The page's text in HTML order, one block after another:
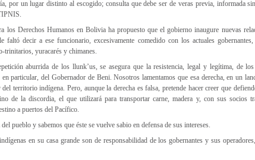
por un lugar distinto al escogido; consulta que debe ser de veras previa, informada
los Derechos Humanos en Bolivia ha propuesto que el gobierno inaugure nuevas
faltó decir a ese funcionario, excesivamente comedido con los actuales
trinitarios, yuracarés y chimanes.
aburrida de los llunk’us, se asegura que la resistencia, legal y legítima, de
particular, del Gobernador de Beni. Nosotros lamentamos que esa derecha, en un
territorio indígena. Pero, aunque la derecha es falsa, pretende hacer creer que
de la discordia, el que utilizará para transportar carne, madera y, con sus socios
a puertos del Pacífico.
pueblo y sabemos que éste se vuelve sabio en defensa de sus intereses.
en su casa grande son de responsabilidad de los gobernantes y sus